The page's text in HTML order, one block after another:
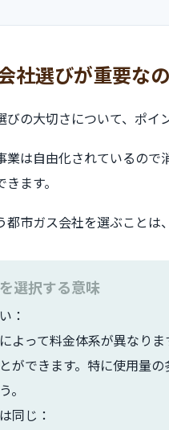
社選びが重要な
の大切さについて、ポイ
業は自由化されているの
ます。
市ガス会社を選ぶことは
選択する意味
：
よって料金体系が異なり
ができます。特に使用量
。
同じ：